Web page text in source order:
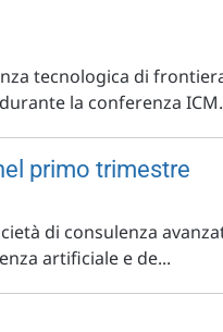
tecnologica di
la conferenza
primo trimestre
di consulenza
artificiale e de...